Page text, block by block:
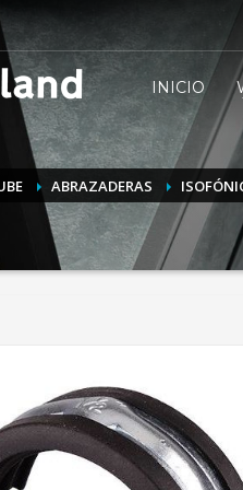
marcas 2 Elige los
puedes contactar con nosotros
INICIO
ABRAZADERAS